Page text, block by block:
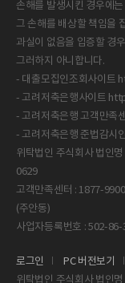
손해를 발생시킨 경우에는
그 손해를 배상할 책임을
과실이 없음을 입증할 경
그러하지 아니합니다.
- 대출모집인조회사이
- 고려저축은행사이트
- 고려저축은행 고객만족
- 고려저축은행 준법감시
위탁법인 주식회사 법인
0629
고객만족센터 : 1877-
(주안동)
로그인 PC 버전보기
위탁법인 주식회사 법인